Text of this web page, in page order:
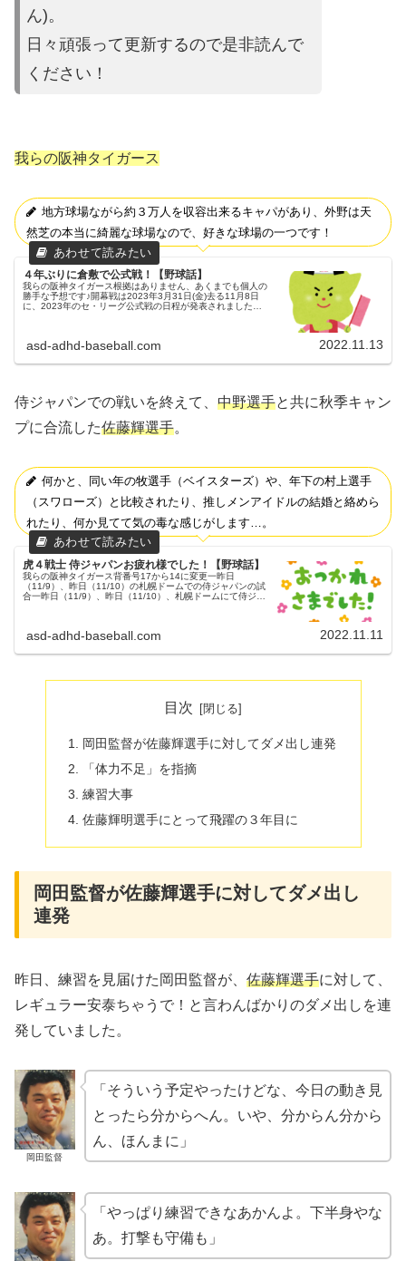
ん)。
日々頑張って更新するので是非読んで
ください ！
我らの阪神タイガース
地方球場ながら約３万人を収容出来るキャパがあり、外野は天
然芝の本当に綺麗な球場なので、好きな球場の一つです！
４年ぶりに倉敷で公式戦！【野球話】
我らの阪神タイガース根拠はありません、あくまでも個人の
勝手な予想です♪開幕戦は2023年3月31日(金)去る11月8日
に、2023年のセ・リーグ公式戦の日程が発表されました。
asd-adhd-baseball.com 2022.11.13
侍ジャパンでの戦いを終えて、 中野選手と共に秋季キャン
プに合流した佐藤輝選手。
何かと、同い年の牧選手（ベイスターズ）や、年下の村上選手
（スワローズ）と比較されたり、推しメンアイドルの結婚と絡めら
れたり、何か見てて気の毒な感じがします…。
虎４戦士 侍ジャパンお疲れ様でした！【野球話】
我らの阪神タイガース背番号17から14に変更一昨日
（11/9）、昨日（11/10）の札幌ドームでの侍ジャパンの試
合一昨日（11/9）、昨日（11/10）、札幌ドームにて侍ジャ
asd-adhd-baseball.com 2022.11.11
目次
岡田監督が佐藤輝選手に対してダメ出し連発
「体力不足」を指摘
練習大事
佐藤輝明選手にとって飛躍の３年目に
岡田監督が佐藤輝選手に対してダメ出し
連発
昨日、練習を見届けた岡田監督が、 佐藤輝選手に対して、
レギュラー安泰ちゃうで！と言わんばかりのダメ出しを連
発していました。
岡田監督
「そういう予定やったけどな、今日の動き見
とったら分からへん。いや、分からん分から
ん、ほんまに」
「やっぱり練習できなあかんよ。下半身やな
あ。打撃も守備も」